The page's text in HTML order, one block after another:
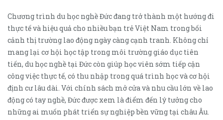
Chương trình du học nghề Đức đang trở thành một hướng đi
thực tế và hiệu quả cho nhiều bạn trẻ Việt Nam trong bối
cảnh thị trường lao động ngày càng cạnh tranh. Không chỉ
mang lại cơ hội học tập trong môi trường giáo dục tiên
tiến, du học nghề tại Đức còn giúp học viên sớm tiếp cận
công việc thực tế, có thu nhập trong quá trình học và cơ hội
định cư lâu dài. Với chính sách mở cửa và nhu cầu lớn về lao
động có tay nghề, Đức được xem là điểm đến lý tưởng cho
những ai muốn phát triển sự nghiệp bền vững tại châu Âu.